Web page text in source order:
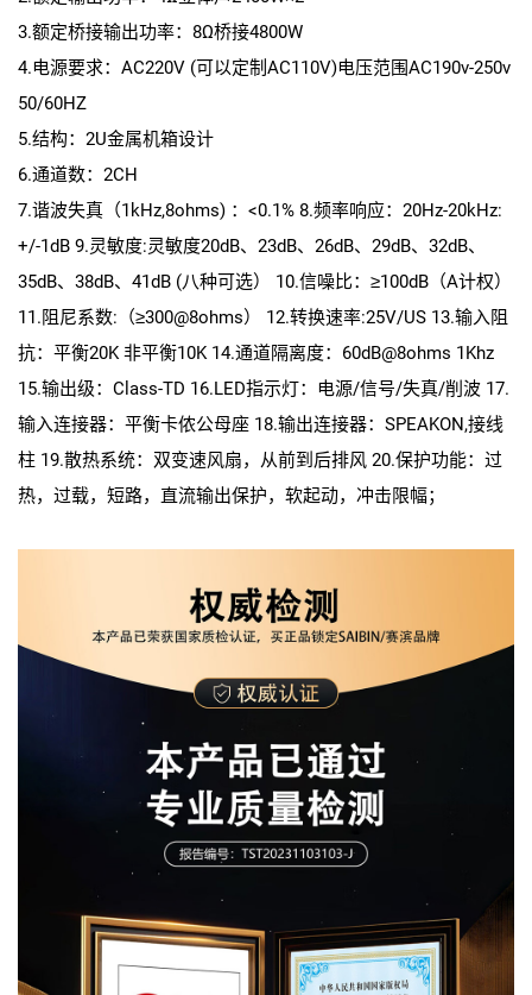
3.额定桥接输出功率：8Ω桥接4800W
4.电源要求：AC220V (可以定制AC110V)电压范围AC190v-250v
50/60HZ
5.结构：2U金属机箱设计
6.通道数：2CH
7.谐波失真（1kHz,8ohms) ：<0.1% 8.频率响应：20Hz-20kHz:
+/-1dB 9.灵敏度:灵敏度20dB、23dB、26dB、29dB、32dB、
35dB、38dB、41dB (八种可选） 10.信噪比：≥100dB（A计权）
11.阻尼系数:（≥300@8ohms） 12.转换速率:25V/US 13.输入阻
抗：平衡20K 非平衡10K 14.通道隔离度：60dB@8ohms 1Khz
15.输出级：Class-TD 16.LED指示灯：电源/信号/失真/削波 17.
输入连接器：平衡卡侬公母座 18.输出连接器：SPEAKON,接线
柱 19.散热系统：双变速风扇，从前到后排风 20.保护功能：过
热，过载，短路，直流输出保护，软起动，冲击限幅；